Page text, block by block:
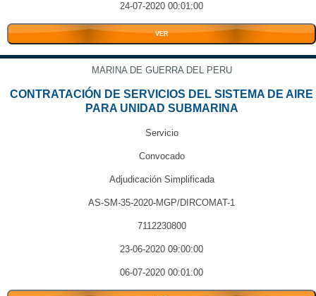
24-07-2020 00:01:00
VER
MARINA DE GUERRA DEL PERU
CONTRATACIÓN DE SERVICIOS DEL SISTEMA DE AIRE
PARA UNIDAD SUBMARINA
Servicio
Convocado
Adjudicación Simplificada
AS-SM-35-2020-MGP/DIRCOMAT-1
7112230800
23-06-2020 09:00:00
06-07-2020 00:01:00